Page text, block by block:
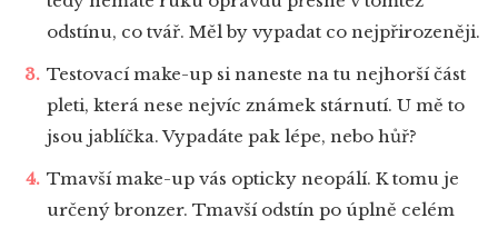
odstínu, co tvář. Měl by vypadat co nejpřirozeněji.
Testovací make-up si naneste na tu nejhorší část
pleti, která nese nejvíc známek stárnutí. U mě to
jsou jablíčka. Vypadáte pak lépe, nebo hůř?
Tmavší make-up vás opticky neopálí. K tomu je
určený bronzer. Tmavší odstín po úplně celém